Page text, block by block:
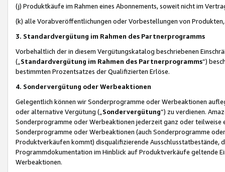
(j) Produktkäufe im Rahmen eines Abonnements, soweit nicht im
(k) alle Vorabveröffentlichungen oder Vorbestellungen von
3. Standardvergütung im Rahmen des Partnerprogramms
Vorbehaltlich der in diesem Vergütungskatalog beschriebenen
(„ Standardvergütung im Rahmen des Partnerprogramms“)
bestimmten Prozentsatzes der Qualifizierten Erlöse.
4. Sondervergütung oder Werbeaktionen
Gelegentlich können wir Sonderprogramme oder Werbeaktionen
oder alternative Vergütung („ Sondervergütung”) zu verdienen.
Sonderprogramme oder Werbeaktionen jederzeit ganz oder
Sonderprogramme oder Werbeaktionen (auch Sonderprogramme
Produktverkäufen kommt) disqualifizierende Ausschlusstatbestände,
Programmdokumentation im Hinblick auf Produktverkäufe geltende
Werbeaktionen.